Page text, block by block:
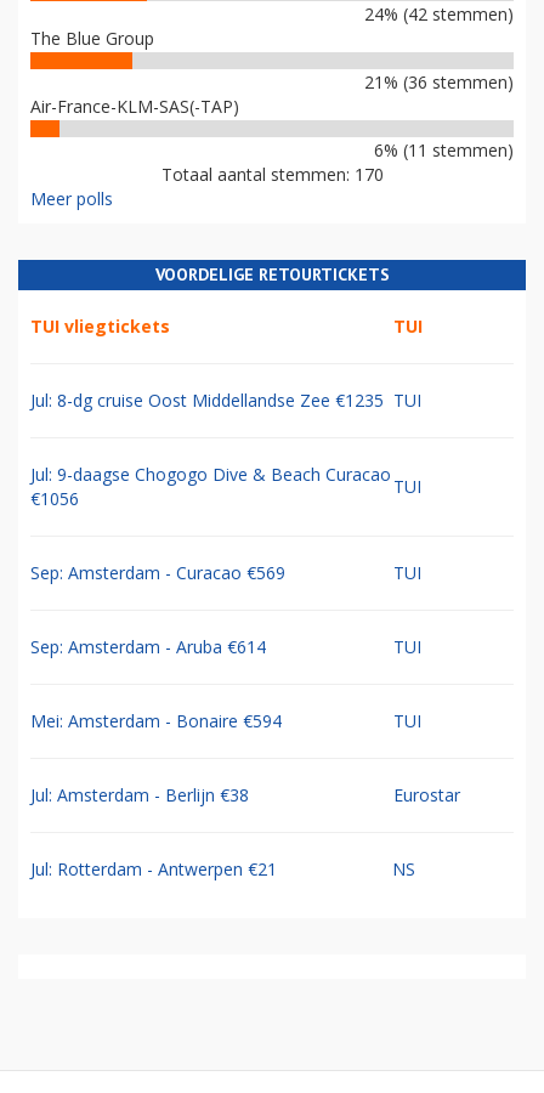
24% (42 stemmen)
The Blue Group
21% (36 stemmen)
Air-France-KLM-SAS(-TAP)
6% (11 stemmen)
Totaal aantal stemmen: 170
Meer polls
VOORDELIGE RETOURTICKETS
TUI vliegtickets TUI
Jul: 8-dg cruise Oost Middellandse Zee €1235 TUI
Jul: 9-daagse Chogogo Dive & Beach Curacao
€1056
TUI
Sep: Amsterdam - Curacao €569 TUI
Sep: Amsterdam - Aruba €614 TUI
Mei: Amsterdam - Bonaire €594 TUI
Jul: Amsterdam - Berlijn €38 Eurostar
Jul: Rotterdam - Antwerpen €21 NS